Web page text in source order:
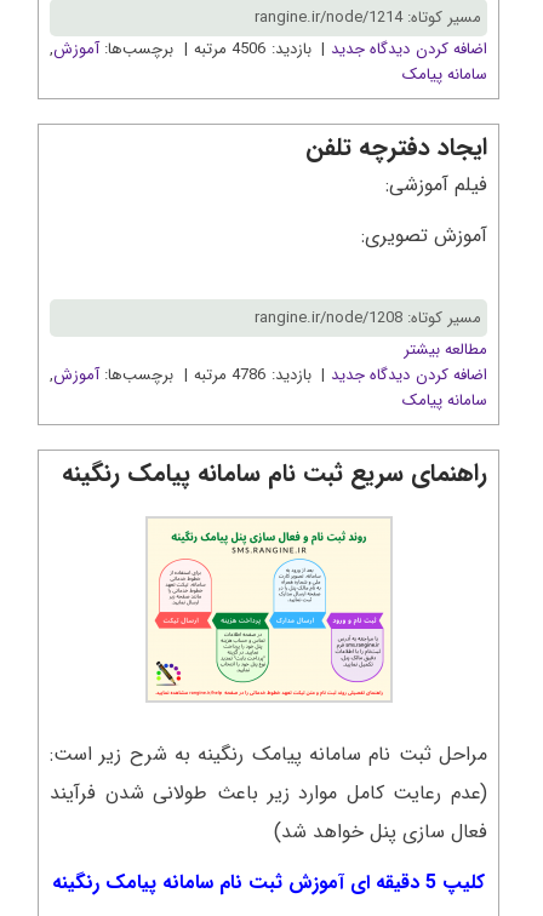
مسیر کوتاه: rangine.ir/node/1214
اضافه کردن دیدگاه جدید | بازدید: 4506 مرتبه | برچسب‌ها: آموزش,
سامانه پیامک
ایجاد دفترچه تلفن
فیلم آموزشی:
آموزش تصویری:
مسیر کوتاه: rangine.ir/node/1208
مطالعه بیشتر
اضافه کردن دیدگاه جدید | بازدید: 4786 مرتبه | برچسب‌ها: آموزش,
سامانه پیامک
راهنمای سریع ثبت نام سامانه پیامک رنگینه
مراحل ثبت نام سامانه پیامک رنگینه به شرح زیر است:
(عدم رعایت کامل موارد زیر باعث طولانی شدن فرآیند
فعال سازی پنل خواهد شد)
کلیپ 5 دقیقه ای آموزش ثبت نام سامانه پیامک رنگینه